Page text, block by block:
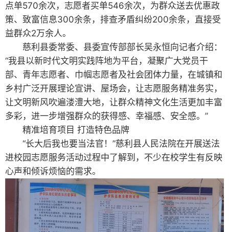
点单570余次，志愿者买单546余次，为群众送去优惠政
策、致富信息300余条，排查矛盾纠纷200余条，直接受
益群众2万余人。
慈利县委常委、县委宣传部部长吴永恒向记者介绍：
“我县以新时代文明实践阵地为平台，凝聚广大党员干
部、青年志愿者、巾帼志愿者及社会团体力量，在城镇和
乡村广泛开展理论宣讲、屋场会，让志愿服务精准务实，
让文明新风吹遍溇澧大地，让群众精神文化生活更加丰富
多彩，进一步增强群众的获得感、幸福感、安全感。”
精准培育项目 打造特色品牌
“长大后我也要当法官！”慈利县人民法院在开展送法
进校园志愿服务活动过程中了解到，不少在校学生有反映
心声和倾诉烦恼的需求。